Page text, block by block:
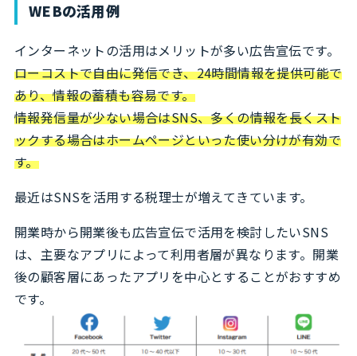
WEBの活用例
インターネットの活用はメリットが多い広告宣伝です。
ローコストで自由に発信でき、24時間情報を提供可能で
あり、情報の蓄積も容易です。
情報発信量が少ない場合はSNS、多くの情報を長くスト
ックする場合はホームページといった使い分けが有効で
す。
最近はSNSを活用する税理士が増えてきています。
開業時から開業後も広告宣伝で活用を検討したいSNS
は、主要なアプリによって利用者層が異なります。開業
後の顧客層にあったアプリを中心とすることがおすすめ
です。